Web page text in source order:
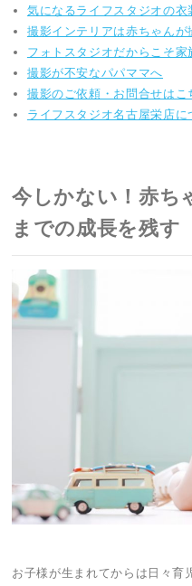
気になるライフスタジオの衣
撮影インテリアは赤ちゃんが
フォトスタジオだからこそ家
撮影が不安なパパママへ
撮影のご依頼・お問合せはこ
ライフスタジオ名古屋栄店に
今しかない！赤ち
までの成長を残す
お子様が生まれてからは日々育